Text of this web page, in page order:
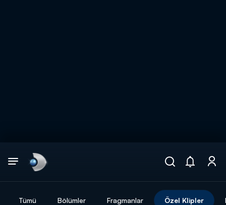
Tümü Bölümler Fragmanlar Özel Klipler